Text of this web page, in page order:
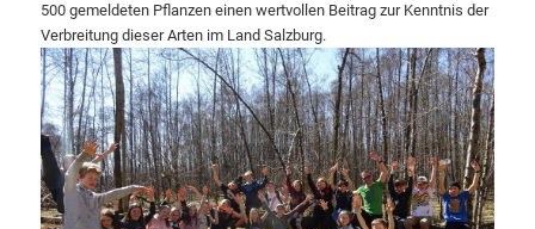
500 gemeldeten Pflanzen einen wertvollen Beitrag zur Kenntnis der
Verbreitung dieser Arten im Land Salzburg.